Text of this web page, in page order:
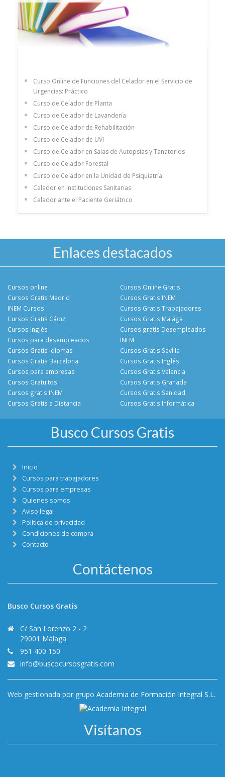
Curso Online de Funciones del Celador en el Servicio de
Urgencias: Práctico
Curso de Celador de Planta
Curso de Celador de Lavandería
Curso de Celador de Rehabilitación
Curso de Celador de UVI
Curso de Celador en Salas de Autopsias y Tanatorios
Curso de Celador Forestal
Curso de Celador en la Unidad de Psiquiatría
Celador en Instituciones Sanitarias
Celador ante el Paciente Geriátrico
Enlaces destacados
Cursos online
Cursos Gratis Madrid
INEM Cursos
Cursos Gratis Cádiz
Cursos Online Gratis
Cursos Gratis INEM
Cursos Gratis Trabajadores
Cursos Gratis Malága
Cursos Inglés
Cursos para desempleados
Cursos Gratis Idiomas
Cursos Gratis Barcelona
Cursos gratis Desempleados
INEM
Cursos Gratis Sevilla
Cursos Gratis Inglés
Cursos para empresas
Cursos Gratuitos
Cursos gratis INEM
Cursos Gratis a Distancia
Cursos Gratis Valencia
Cursos Gratis Granada
Cursos Gratis Sanidad
Cursos Gratis Informática
Busco Cursos Gratis
Inicio
Cursos para trabajadores
Cursos para empresas
Quienes somos
Aviso legal
Política de privacidad
Condiciones de compra
Contacto
Contáctenos
Busco Cursos Gratis
C/ San Lorenzo 2 - 2
29001 Málaga
951 400 150
info@buscocursosgratis.com
Web gestionada por grupo Academia de Formación Integral S.L.
Visítanos